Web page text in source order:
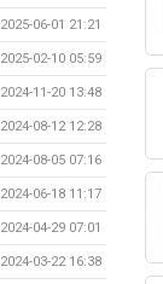
2025-06-01 21:21
2025-02-10 05:59
2024-11-20 13:48
2024-08-12 12:28
2024-08-05 07:16
2024-06-18 11:17
2024-04-29 07:01
2024-03-22 16:38